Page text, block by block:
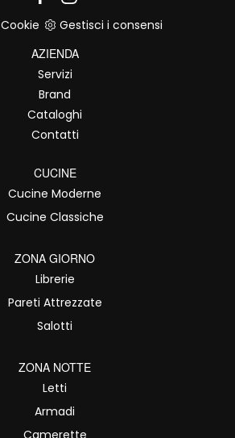
Cookie
Gestisci i consensi
AZIENDA
Servizi
Brand
Cataloghi
Contatti
CUCINE
Cucine Moderne
Cucine Classiche
ZONA GIORNO
Librerie
Pareti Attrezzate
Salotti
ZONA NOTTE
Letti
Armadi
Camerette